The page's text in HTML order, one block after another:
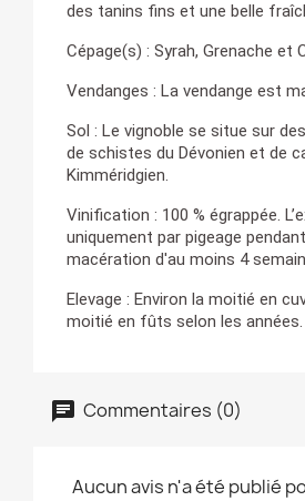
des tanins fins et une belle
Cépage(s) : Syrah, Grenache et
Vendanges : La vendange est
Sol : Le vignoble se situe sur
de schistes du Dévonien et de
Kimméridgien.
Vinification : 100 % égrappée.
uniquement par pigeage
macération d'au moins 4
Elevage : Environ la moitié en
moitié en fûts selon les années.
Commentaires (0)
Aucun avis n'a été publié